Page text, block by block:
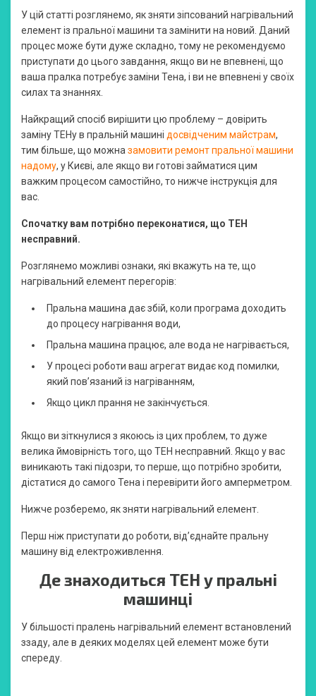
У цій статті розглянемо, як зняти зіпсований нагрівальний
елемент із пральної машини та замінити на новий. Даний
процес може бути дуже складно, тому не рекомендуємо
приступати до цього завдання, якщо ви не впевнені, що
ваша пралка потребує заміни Тена, і ви не впевнені у своїх
силах та знаннях.
Найкращий спосіб вирішити цю проблему – довірить
заміну ТЕНу в пральній машині досвідченим майстрам,
тим більше, що можна замовити ремонт пральної машини
надому, у Києві, але якщо ви готові займатися цим
важким процесом самостійно, то нижче інструкція для
вас.
Спочатку вам потрібно переконатися, що ТЕН
несправний.
Розглянемо можливі ознаки, які вкажуть на те, що
нагрівальний елемент перегорів:
Пральна машина дає збій, коли програма доходить
до процесу нагрівання води,
Пральна машина працює, але вода не нагрівається,
У процесі роботи ваш агрегат видає код помилки,
який пов’язаний із нагріванням,
Якщо цикл прання не закінчується.
Якщо ви зіткнулися з якоюсь із цих проблем, то дуже
велика ймовірність того, що ТЕН несправний. Якщо у вас
виникають такі підозри, то перше, що потрібно зробити,
дістатися до самого Тена і перевірити його амперметром.
Нижче розберемо, як зняти нагрівальний елемент.
Перш ніж приступати до роботи, від’єднайте пральну
машину від електроживлення.
Де знаходиться ТЕН у пральні
машинці
У більшості пралень нагрівальний елемент встановлений
ззаду, але в деяких моделях цей елемент може бути
спереду.